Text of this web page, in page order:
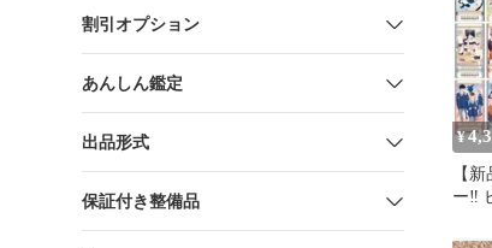
割引オプション
あんしん鑑定
出品形式
保証付き整備品
¥
【
ー‼︎